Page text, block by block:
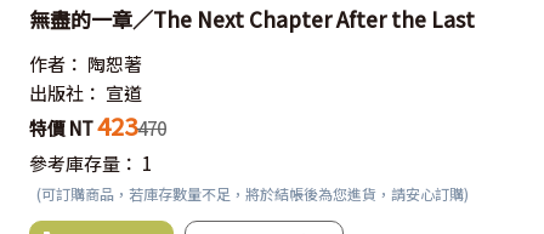
無盡的一章／The Next Chapter After the Last
作者： 陶恕著
出版社： 宣道
特價 NT423470
參考庫存量： 1
(可訂購商品，若庫存數量不足，將於結帳後為您進貨，請安心訂購)